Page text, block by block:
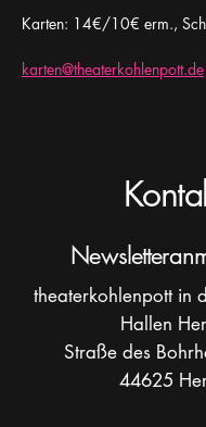
Karten: 14€/10€ erm.,
karten@theaterkohlenpott.de
theaterkohlenpott in
Hallen
Straße des
44625